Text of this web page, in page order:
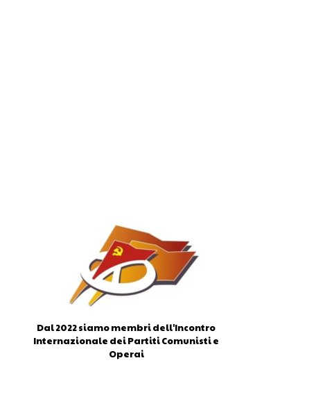
Dal 2022 siamo membri dell'Incontro
Internazionale dei Partiti Comunisti e
Operai